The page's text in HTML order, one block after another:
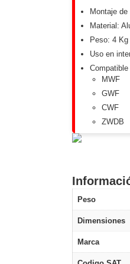
Montaje
Material:
Peso: 4 Kg
Uso en
MWF
GWF
CWF
ZWDB
Peso
Dimensiones
Marca